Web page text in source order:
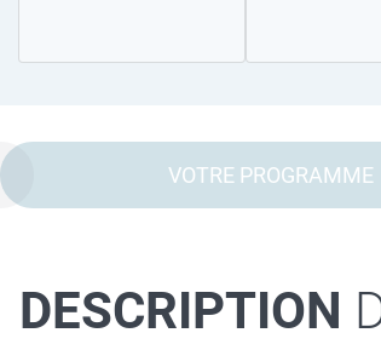
VOTRE PROGRAMME
DESCRIPTION